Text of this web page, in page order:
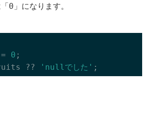
「0」 になります。
0
?? 'nullでした'